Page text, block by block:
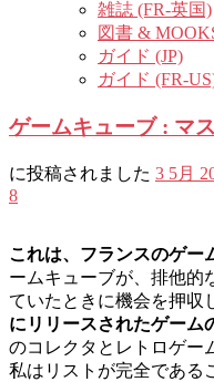
雑誌 (FR-英国)
図書 &
ガイド (JP)
ガイド (FR-
ゲームキューブ : マ
に投稿されました 3 5月
8
これは、フランスのゲー
ームキューブが、排他的
ていたときに機会を押収
にリリースされたゲーム
のコレクタとレトロゲー
私はリストが完全である